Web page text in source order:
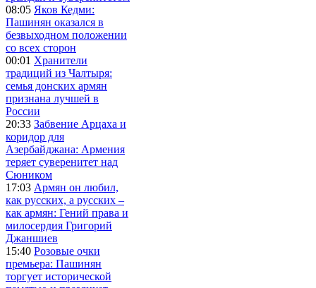
08:05 Яков Кедми:
Пашинян оказался в
безвыходном положении
со всех сторон
00:01 Хранители
традиций из Чалтыря:
семья донских армян
признана лучшей в
России
20:33 Забвение Арцаха и
коридор для
Азербайджана: Армения
теряет суверенитет над
Сюником
17:03 Армян он любил,
как русских, а русских –
как армян: Гений права и
милосердия Григорий
Джаншиев
15:40 Розовые очки
премьера: Пашинян
торгует исторической